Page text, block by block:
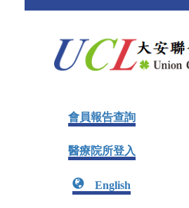
會員報告查詢
醫療院所登入
English